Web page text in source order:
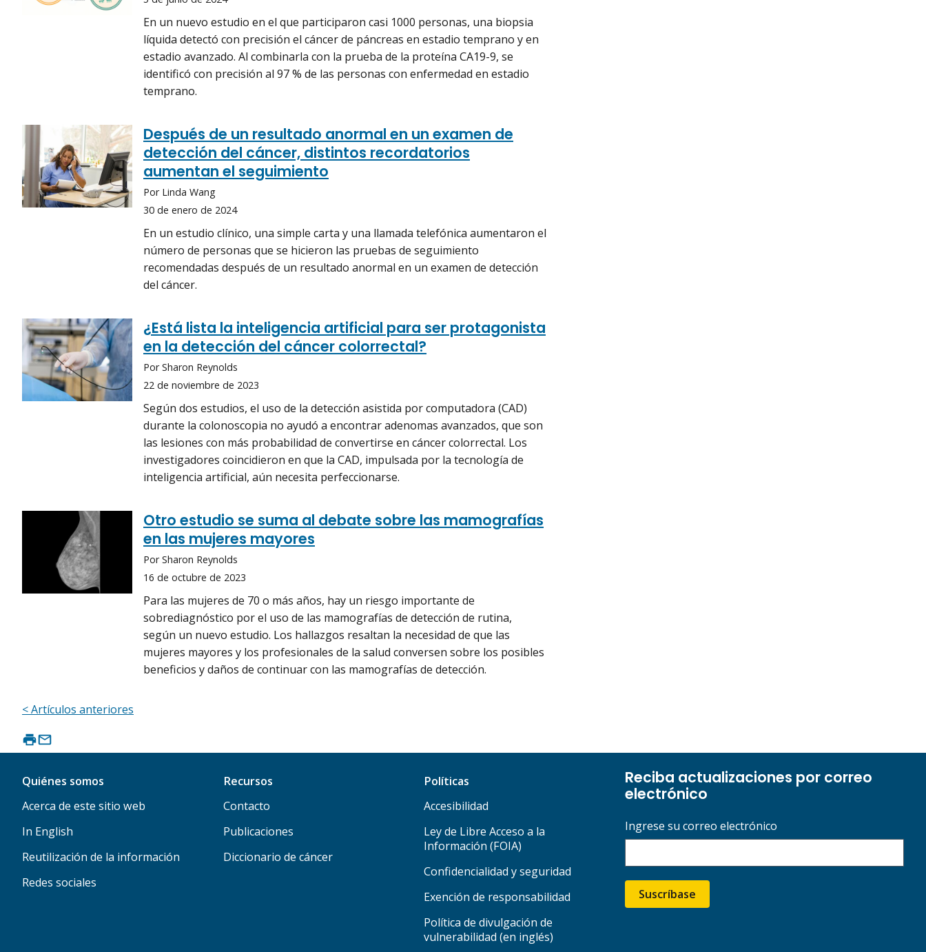
En un nuevo estudio en el que participaron casi 1000 personas, una biopsia
líquida detectó con precisión el cáncer de páncreas en estadio temprano y en
estadio avanzado. Al combinarla con la prueba de la proteína CA19-9, se
identificó con precisión al 97 % de las personas con enfermedad en estadio
temprano.
Después de un resultado anormal en un examen de
detección del cáncer, distintos recordatorios
aumentan el seguimiento
Por Linda Wang
30 de enero de 2024
En un estudio clínico, una simple carta y una llamada telefónica aumentaron el
número de personas que se hicieron las pruebas de seguimiento
recomendadas después de un resultado anormal en un examen de detección
del cáncer.
¿Está lista la inteligencia artificial para ser protagonista
en la detección del cáncer colorrectal?
Por Sharon Reynolds
22 de noviembre de 2023
Según dos estudios, el uso de la detección asistida por computadora (CAD)
durante la colonoscopia no ayudó a encontrar adenomas avanzados, que son
las lesiones con más probabilidad de convertirse en cáncer colorrectal. Los
investigadores coincidieron en que la CAD, impulsada por la tecnología de
inteligencia artificial, aún necesita perfeccionarse.
Otro estudio se suma al debate sobre las mamografías
en las mujeres mayores
Por Sharon Reynolds
16 de octubre de 2023
Para las mujeres de 70 o más años, hay un riesgo importante de
sobrediagnóstico por el uso de las mamografías de detección de rutina,
según un nuevo estudio. Los hallazgos resaltan la necesidad de que las
mujeres mayores y los profesionales de la salud conversen sobre los posibles
beneficios y daños de continuar con las mamografías de detección.
< Artículos anteriores
Quiénes somos
Acerca de este sitio web
In English
Reutilización de la información
Redes sociales
Recursos
Contacto
Publicaciones
Diccionario de cáncer
Políticas
Accesibilidad
Ley de Libre Acceso a la
Información (FOIA)
Confidencialidad y seguridad
Exención de responsabilidad
Política de divulgación de
vulnerabilidad (en inglés)
Reciba actualizaciones por correo
electrónico
Ingrese su correo electrónico
Suscríbase